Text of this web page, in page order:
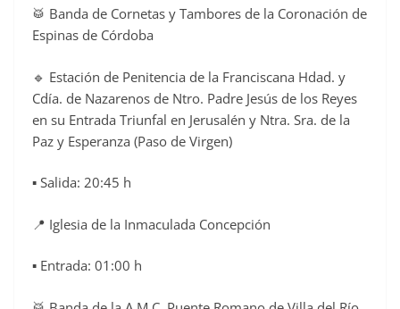
🥁 Banda de Cornetas y Tambores de la Coronación de
Espinas de Córdoba
🔹 Estación de Penitencia de la Franciscana Hdad. y
Cdía. de Nazarenos de Ntro. Padre Jesús de los Reyes
en su Entrada Triunfal en Jerusalén y Ntra. Sra. de la
Paz y Esperanza (Paso de Virgen)
▪️ Salida: 20:45 h
📍 Iglesia de la Inmaculada Concepción
▪️ Entrada: 01:00 h